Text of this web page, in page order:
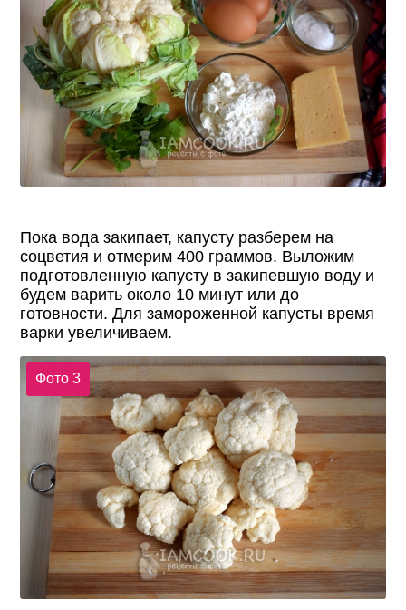
Пока вода закипает, капусту разберем на
соцветия и отмерим 400 граммов. Выложим
подготовленную капусту в закипевшую воду и
будем варить около 10 минут или до
готовности. Для замороженной капусты время
варки увеличиваем.
Фото 3